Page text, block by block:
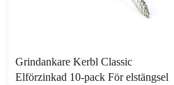
Grindankare Kerbl Classic
Elförzinkad 10-pack För elstängsel